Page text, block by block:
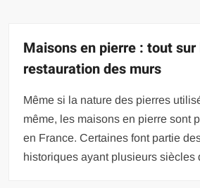
Maisons en pierre : tout sur
restauration des murs
Même si la nature des pierres
même, les maisons en pierre sont
en France. Certaines font partie
historiques ayant plusieurs siècles